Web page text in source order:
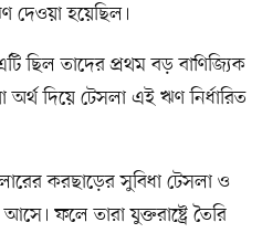
দেওয়া হয়েছিল।
ছিল তাদের প্রথম বড় বাণিজ্যিক
দিয়ে টেসলা এই ঋণ নির্ধারিত
করছাড়ের সুবিধা টেসলা ও
ফলে তারা যুক্তরাষ্ট্রে তৈরি